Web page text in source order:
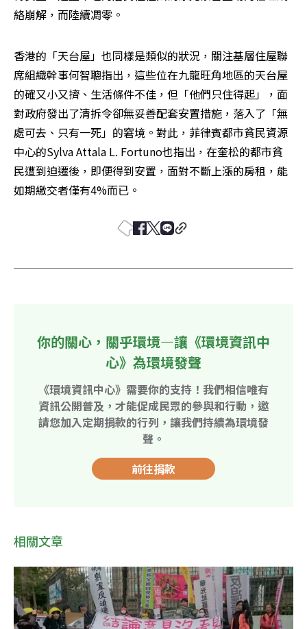
絡崩解，而陸續凋零。
香港的「天台屋」也同樣是類似的狀況，關注基層住屋聯
席組織幹事何智聰指出，這些位在九龍旺角地區的天台屋
的確又小又擠、生活條件不佳，但「他們只住得起」，面
對政府發出了清拆令卻無妥善配套安置措施，落入了「無
處可去、只有一死」的窘境。對此，菲律賓都市貧民資源
中心的Sylva Attala L. Fortuno也指出，在奎松的都市貧
民遭到迫遷後，即便得到安置，面對不斷上漲的房租，能
如期繳交者僅有4%而已。
你的關心，關乎環境—讓《環境資訊中
心》為環境發聲
《環境資訊中心》需要你的支持！我們相信唯有
資訊公開普及，才能促成民眾的參與和行動，邀
請您加入定期捐款的行列，讓我們持續為環境發
聲。
前往捐款
相關文章